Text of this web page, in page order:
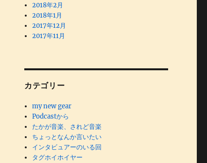
2018年2月
2018年1月
2017年12月
2017年11月
カテゴリー
my new gear
Podcastから
たかが音楽、されど音楽
ちょっとなんか言いたい
インタビュアーのいる回
タグホイホイヤー